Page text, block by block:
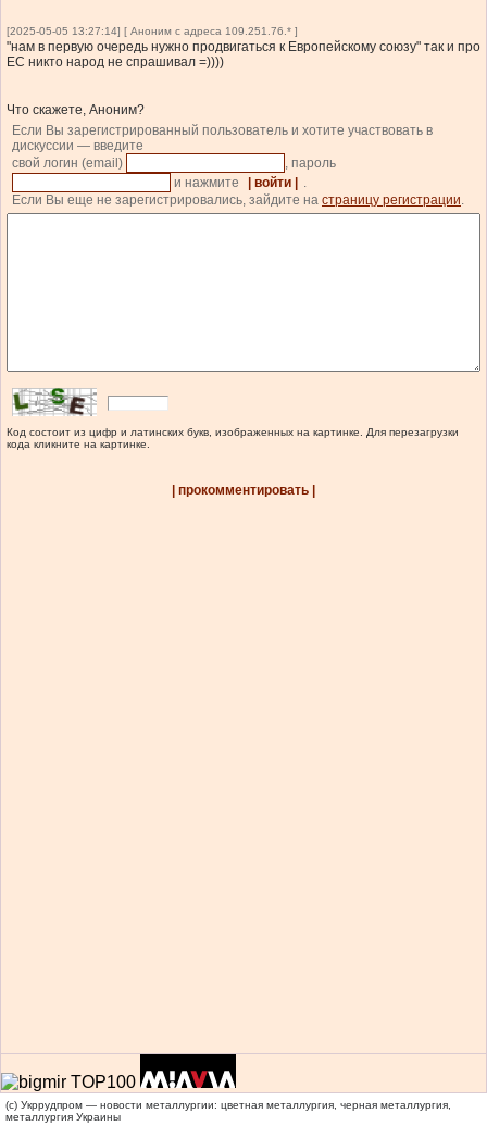
[2025-05-05 13:27:14] [ Аноним с адреса 109.251.76.* ]
"нам в первую очередь нужно продвигаться к Европейскому союзу" так и про
ЕС никто народ не спрашивал =))))
Что скажете, Аноним?
Если Вы зарегистрированный пользователь и хотите участвовать в
дискуссии — введите
свой логин (email)
, пароль
и нажмите
| войти |
.
Если Вы еще не зарегистрировались, зайдите на страницу регистрации.
Код состоит из цифр и латинских букв, изображенных на картинке. Для перезагрузки
кода кликните на картинке.
| прокомментировать |
(c) Укррудпром — новости металлургии: цветная металлургия, черная металлургия,
металлургия Украины